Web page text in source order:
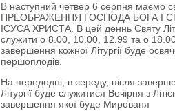
В наступний четвер 6 серпня маємо
ПРЕОБРАЖЕННЯ ГОСПОДА БОГА І
ІСУСА ХРИСТА. В цей деннь Святу
служити о 8.00, 10.00, 12.99 та о
завершення кожної Літургії буде
першоплодів.
На передодні, в середу, після
Літургії буде служитися Вечірня з
завершення якої буде Мированя